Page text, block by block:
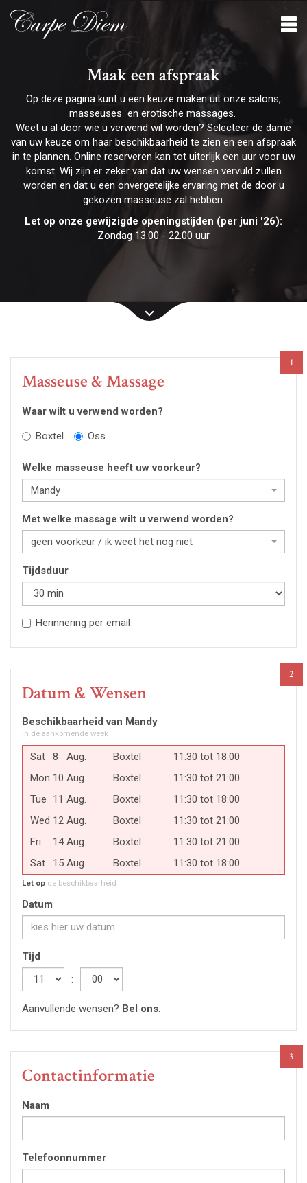
Maak een afspraak
Erotisch
Op deze pagina kunt u een keuze maken uit onze salons,
masseuses en erotische massages.
Weet u al door wie u verwend wil worden? Selecteer de dame
van uw keuze om haar beschikbaarheid te zien en een afspraak
in te plannen. Online reserveren kan tot uiterlijk een uur voor uw
komst. Wij zijn er zeker van dat uw wensen vervuld zullen
worden en dat u een onvergetelijke ervaring met de door u
gekozen masseuse zal hebben.
Let op onze gewijzigde openingstijden (per juni '26):
Zondag 13.00 - 22.00 uur
1
Masseuse & Massage
Waar wilt u verwend worden?
Boxtel
Oss
Welke masseuse heeft uw voorkeur?
Mandy
Met welke massage wilt u verwend worden?
geen voorkeur / ik weet het nog niet
Tijdsduur
Herinnering per email
2
Datum & Wensen
Beschikbaarheid van Mandy
in de aankomende week
Sat 8 Aug. Boxtel
11:30 tot 18:00
Mon 10 Aug. Boxtel
11:30 tot 21:00
Tue
11 Aug. Boxtel
11:30 tot 18:00
Wed 12 Aug. Boxtel
11:30 tot 21:00
Fri
14Aug. Boxtel
11:30 tot 21:00
Sat
15 Aug. Boxtel 11:30 tot 18:00
Let op de beschikbaarheid
Datum
Tijd
Hour
:
Aanvullende wensen? Bel ons
3
Contactinformatie
Naam
Telefoonnummer